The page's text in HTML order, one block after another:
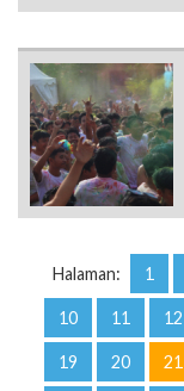
Halaman: 1
10 11 12
19 20 21